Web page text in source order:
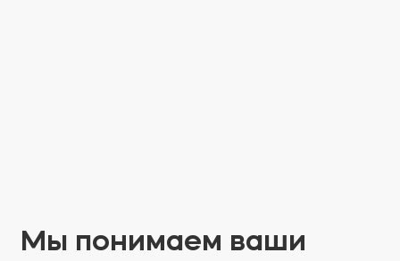
Мы понимаем ваши